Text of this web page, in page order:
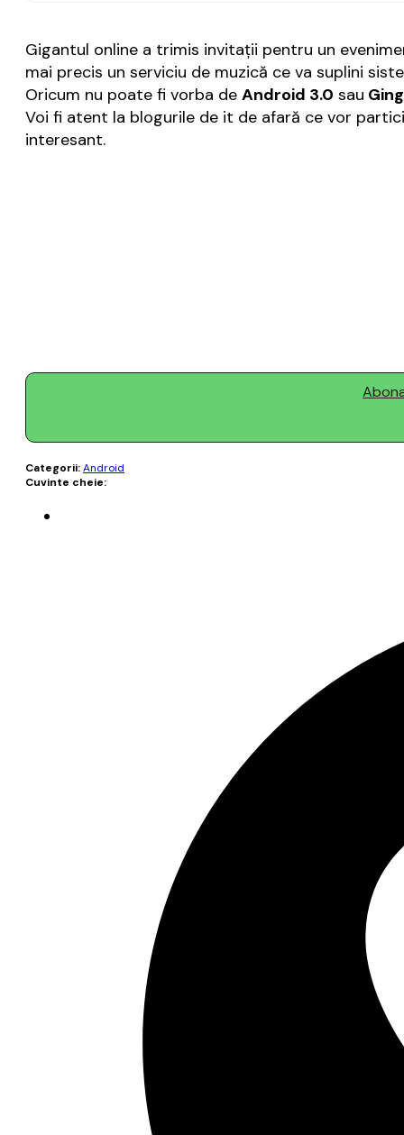
Gigantul online a trimis invitaţii pentru un
mai precis un serviciu de muzică ce va suplini
Oricum nu poate fi vorba de Android 3.0 sau
Voi fi atent la blogurile de it de afară ce vor
interesant.
Categorii:Android
Cuvinte cheie: